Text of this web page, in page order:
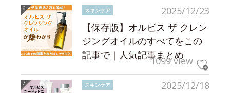
2025/12/23
スキンケア
【保存版】オルビス ザ クレン
ジングオイルのすべてをこの
記事で｜人気記事まとめ
1099 view
2025/12/18
スキンケア